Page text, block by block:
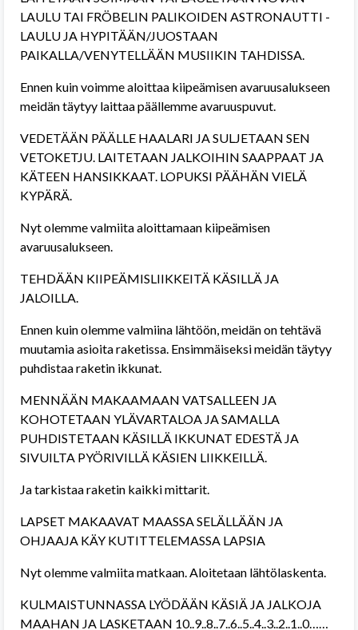
LAULU TAI FRÖBELIN PALIKOIDEN ASTRONAUTTI -
LAULU JA HYPITÄÄN/JUOSTAAN
PAIKALLA/VENYTELLÄÄN MUSIIKIN TAHDISSA.
Ennen kuin voimme aloittaa kiipeämisen avaruusalukseen
meidän täytyy laittaa päällemme avaruuspuvut.
VEDETÄÄN PÄÄLLE HAALARI JA SULJETAAN SEN
VETOKETJU. LAITETAAN JALKOIHIN SAAPPAAT JA
KÄTEEN HANSIKKAAT. LOPUKSI PÄÄHÄN VIELÄ
KYPÄRÄ.
Nyt olemme valmiita aloittamaan kiipeämisen
avaruusalukseen.
TEHDÄÄN KIIPEÄMISLIIKKEITÄ KÄSILLÄ JA
JALOILLA.
Ennen kuin olemme valmiina lähtöön, meidän on tehtävä
muutamia asioita raketissa. Ensimmäiseksi meidän täytyy
puhdistaa raketin ikkunat.
MENNÄÄN MAKAAMAAN VATSALLEEN JA
KOHOTETAAN YLÄVARTALOA JA SAMALLA
PUHDISTETAAN KÄSILLÄ IKKUNAT EDESTÄ JA
SIVUILTA PYÖRIVILLÄ KÄSIEN LIIKKEILLÄ.
Ja tarkistaa raketin kaikki mittarit.
LAPSET MAKAAVAT MAASSA SELÄLLÄÄN JA
OHJAAJA KÄY KUTITTELEMASSA LAPSIA
Nyt olemme valmiita matkaan. Aloitetaan lähtölaskenta.
KULMAISTUNNASSA LYÖDÄÄN KÄSIÄ JA JALKOJA
MAAHAN JA LASKETAAN 10..9..8..7..6..5..4..3..2..1..0……